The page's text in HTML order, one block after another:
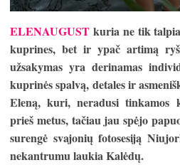
ELENAUGUST kuria ne tik
kuprines, bet ir ypač artimą ry
užsakymas yra derinamas
kuprinės spalvą, detales ir asmeniš
Eleną, kuri, neradusi tinkamos
prieš metus, tačiau jau spėjo
surengė svajonių fotosesiją
nekantrumu laukia Kalėdų.